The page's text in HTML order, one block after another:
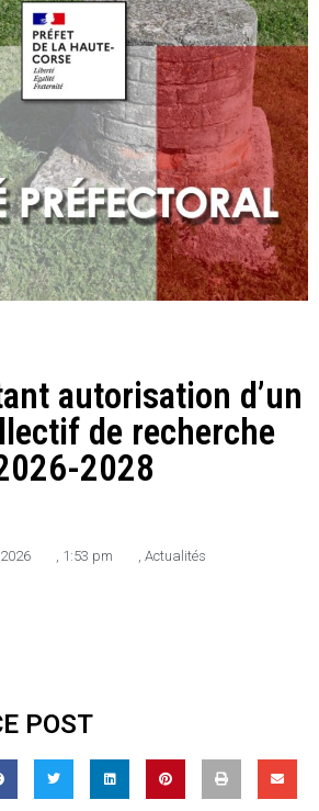
autorisation d’un
de recherche
2028
, 1:53 pm , Actualités
POST